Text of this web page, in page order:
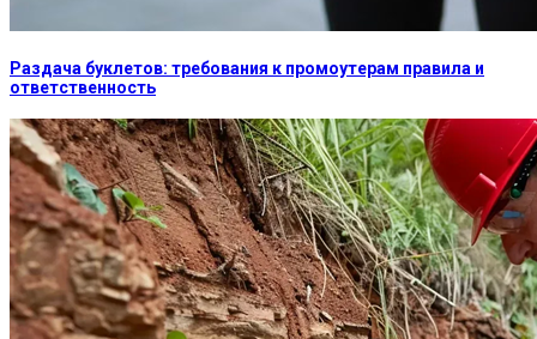
Раздача буклетов: требования к промоутерам правила и
ответственность